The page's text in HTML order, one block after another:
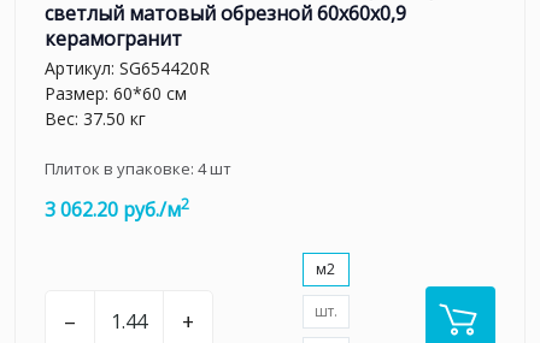
светлый матовый обрезной 60x60x0,9
керамогранит
Артикул: SG654420R
Размер: 60*60 см
Вес: 37.50 кг
Плиток в упаковке: 4шт
3 062.20 руб./м2
– +
м2
шт.